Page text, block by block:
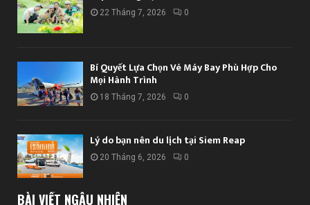
22 Tháng 7, 2026 0
Bí Quyết Lựa Chọn Vé Máy Bay Phù Hợp Cho
Mọi Hành Trình
18 Tháng 7, 2026 0
Lý do bạn nên du lịch tại Siem Reap
20 Tháng 6, 2026 0
BÀI VIẾT NGẪU NHIÊN